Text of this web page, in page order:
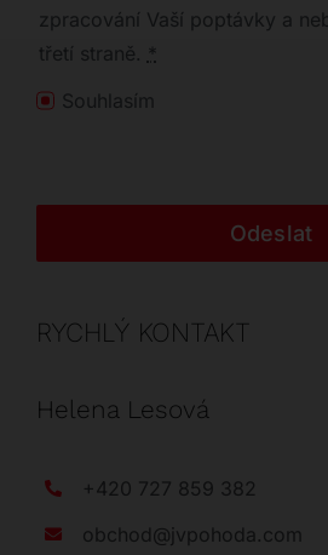
zpracování Vaší poptávky a
třetí straně. *
Souhlasím
Odeslat
RYCHLÝ KONTAKT
Helena Lesová
+420 727 859 382
obchod@jvpohoda.com